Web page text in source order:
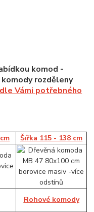
komod -
rozděleny
Vámi potřebného
Šířka 115 - 138 cm
Rohové komody